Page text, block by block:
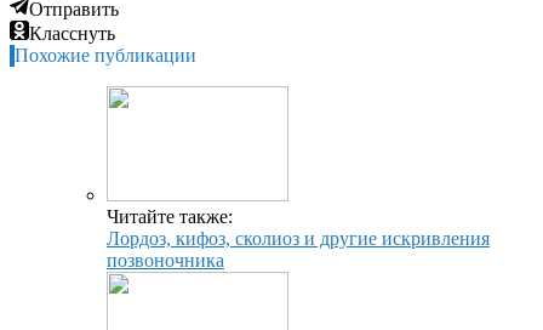
Отправить
Класснуть
Похожие публикации
Читайте также:
Лордоз, кифоз, сколиоз и другие искривления
позвоночника